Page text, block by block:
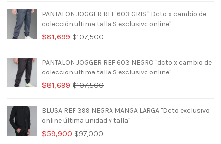
PANTALON JOGGER REF 603 GRIS " Dcto x cambio de
colección ultima talla S exclusivo online"
$107,500El
original
era:
$81,699
El
actual
es:
PANTALON JOGGER REF 603 NEGRO "dcto x cambio de
coleccion ultima talla S exclusivo online"
$107,500El
original
era:
$81,699
El
actual
es:
BLUSA REF 399 NEGRA MANGA LARGA "Dcto exclusivo
online última unidad y talla"
$97,000El
$59,900
El